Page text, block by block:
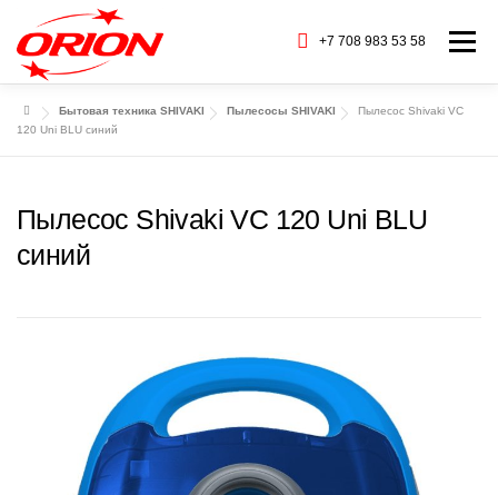
содержимому
+7 708 983 53 58 Меню
ГЛАВНАЯ КАТАЛОГ ТОВАРОВ
О НАС СЕРВИС БАРАХОЛКА
Бытовая техника SHIVAKI Пылесосы SHIVAKI
Пылесос Shivaki VC
120 Uni BLU синий
Пылесос Shivaki VC 120 Uni BLU
синий